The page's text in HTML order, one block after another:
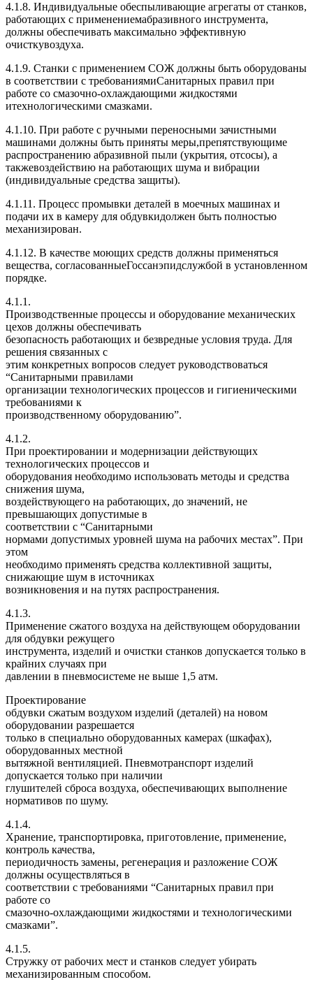
4.1.8. Индивидуальные обеспыливающие агрегаты от станков,
работающих с применениемабразивного инструмента,
должны обеспечивать максимально эффективную
очисткувоздуха.
4.1.9. Станки с применением СОЖ должны быть оборудованы
в соответствии с требованиямиСанитарных правил при
работе со смазочно-охлаждающими жидкостями
итехнологическими смазками.
4.1.10. При работе с ручными переносными зачистными
машинами должны быть приняты меры,препятствующиме
распространению абразивной пыли (укрытия, отсосы), а
такжевоздействию на работающих шума и вибрации
(индивидуальные средства защиты).
4.1.11. Процесс промывки деталей в моечных машинах и
подачи их в камеру для обдувкидолжен быть полностью
механизирован.
4.1.12. В качестве моющих средств должны применяться
вещества, согласованныеГоссанэпидслужбой в установленном
порядке.
4.1.1.
Производственные процессы и оборудование механических
цехов должны обеспечивать
безопасность работающих и безвредные условия труда. Для
решения связанных с
этим конкретных вопросов следует руководствоваться
“Санитарными правилами
организации технологических процессов и гигиеническими
требованиями к
производственному оборудованию”.
4.1.2.
При проектировании и модернизации действующих
технологических процессов и
оборудования необходимо использовать методы и средства
снижения шума,
воздействующего на работающих, до значений, не
превышающих допустимые в
соответствии с “Санитарными
нормами допустимых уровней шума на рабочих местах”. При
этом
необходимо применять средства коллективной защиты,
снижающие шум в источниках
возникновения и на путях распространения.
4.1.3.
Применение сжатого воздуха на действующем оборудовании
для обдувки режущего
инструмента, изделий и очистки станков допускается только в
крайних случаях при
давлении в пневмосистеме не выше 1,5 атм.
Проектирование
обдувки сжатым воздухом изделий (деталей) на новом
оборудовании разрешается
только в специально оборудованных камерах (шкафах),
оборудованных местной
вытяжной вентиляцией. Пневмотранспорт изделий
допускается только при наличии
глушителей сброса воздуха, обеспечивающих выполнение
нормативов по шуму.
4.1.4.
Хранение, транспортировка, приготовление, применение,
контроль качества,
периодичность замены, регенерация и разложение СОЖ
должны осуществляться в
соответствии с требованиями “Санитарных правил при
работе со
смазочно-охлаждающими жидкостями и технологическими
смазками”.
4.1.5.
Стружку от рабочих мест и станков следует убирать
механизированным способом.